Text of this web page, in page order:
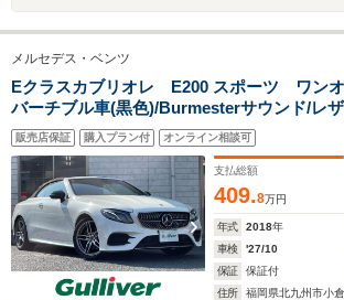
メルセデス・ベンツ
Eクラスカブリオレ E200 スポーツ ワン
バーチブル車(黒色)/Burmesterサウンド/レ
ルーシブP/黒レザー/レーダーセーフティーパ
正12.3インチナビ/360°カメラシステム/純正
販売店保証 購入プラン付 オンライン相談可
支払総額
409.8万円
年式 2018年
車検
'27/10
保証
保証付
住所
福岡県北九州市小